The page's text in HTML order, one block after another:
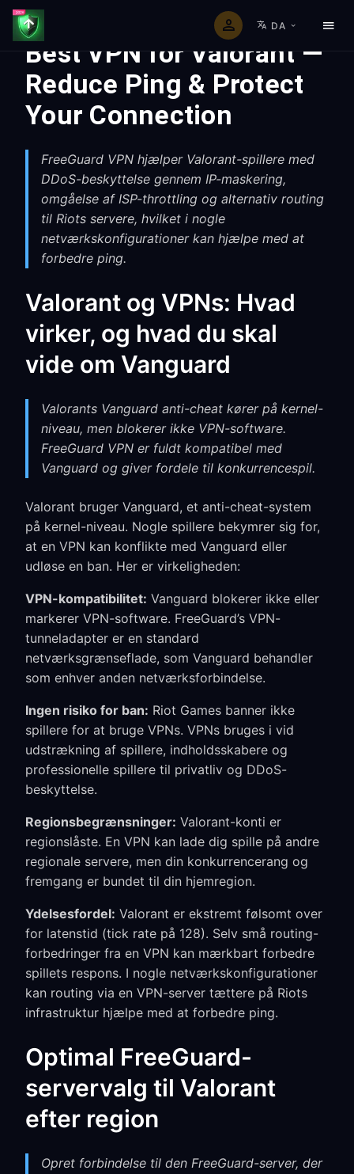
DA
Best VPN for Valorant —
Reduce Ping & Protect
Your Connection
FreeGuard VPN hjælper Valorant-spillere med
DDoS-beskyttelse gennem IP-maskering,
omgåelse af ISP-throttling og alternativ routing
til Riots servere, hvilket i nogle
netværkskonfigurationer kan hjælpe med at
forbedre ping.
Valorant og VPNs: Hvad
virker, og hvad du skal
vide om Vanguard
Valorants Vanguard anti-cheat kører på kernel-
niveau, men blokerer ikke VPN-software.
FreeGuard VPN er fuldt kompatibel med
Vanguard og giver fordele til konkurrencespil.
Valorant bruger Vanguard, et anti-cheat-system
på kernel-niveau. Nogle spillere bekymrer sig for,
at en VPN kan konflikte med Vanguard eller
udløse en ban. Her er virkeligheden:
VPN-kompatibilitet: Vanguard blokerer ikke eller
markerer VPN-software. FreeGuard’s VPN-
tunneladapter er en standard
netværksgrænseflade, som Vanguard behandler
som enhver anden netværksforbindelse.
Ingen risiko for ban: Riot Games banner ikke
spillere for at bruge VPNs. VPNs bruges i vid
udstrækning af spillere, indholdsskabere og
professionelle spillere til privatliv og DDoS-
beskyttelse.
Regionsbegrænsninger: Valorant-konti er
regionslåste. En VPN kan lade dig spille på andre
regionale servere, men din konkurrencerang og
fremgang er bundet til din hjemregion.
Ydelsesfordel: Valorant er ekstremt følsomt over
for latenstid (tick rate på 128). Selv små routing-
forbedringer fra en VPN kan mærkbart forbedre
spillets respons. I nogle netværkskonfigurationer
kan routing via en VPN-server tættere på Riots
infrastruktur hjælpe med at forbedre ping.
Optimal FreeGuard-
servervalg til Valorant
efter region
Opret forbindelse til den FreeGuard-server, der